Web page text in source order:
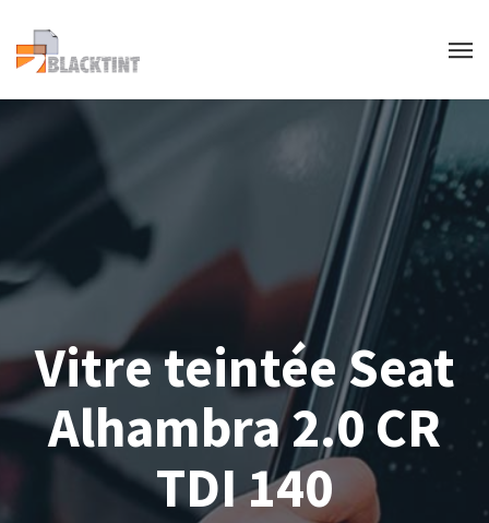
Vitre teintée Seat
Alhambra 2.0 CR
TDI 140